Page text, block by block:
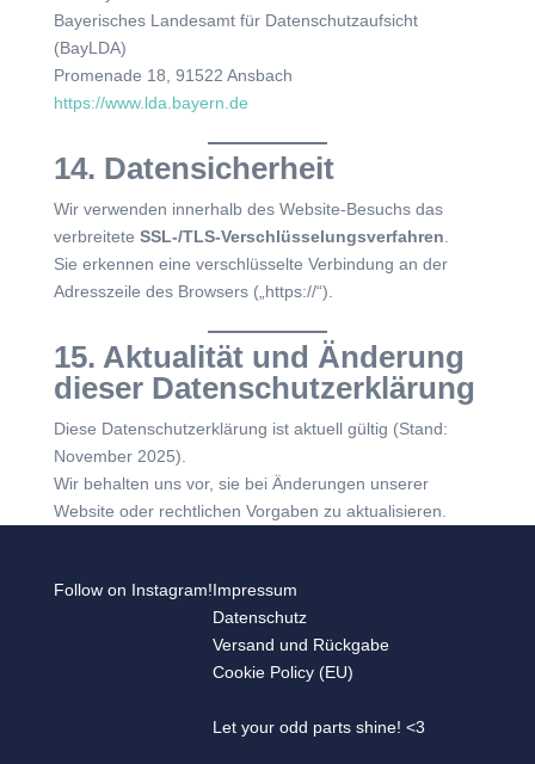
Bayerisches Landesamt für Datenschutzaufsicht
(BayLDA)
Promenade 18, 91522 Ansbach
https://www.lda.bayern.de
14. Datensicherheit
Wir verwenden innerhalb des Website-Besuchs das
verbreitete SSL-/TLS-Verschlüsselungsverfahren
Sie erkennen eine verschlüsselte Verbindung an der
Adresszeile des Browsers („https://“).
15. Aktualität und Änderung
dieser Datenschutzerklärung
Diese Datenschutzerklärung ist aktuell gültig (Stand:
November 2025).
Wir behalten uns vor, sie bei Änderungen unserer
Website oder rechtlichen Vorgaben zu aktualisieren.
Follow on Instagram!Impressum
Datenschutz
Versand und Rückgabe
Cookie Policy (EU)
Let your odd parts shine! <3